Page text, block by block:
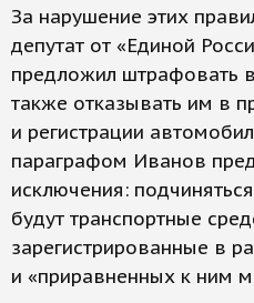
За нарушение этих
депутат от «Единой
предложил штрафовать
также отказывать им в
и регистрации
параграфом Иванов
исключения:
будут транспортные
зарегистрированные в
и «приравненных к ним